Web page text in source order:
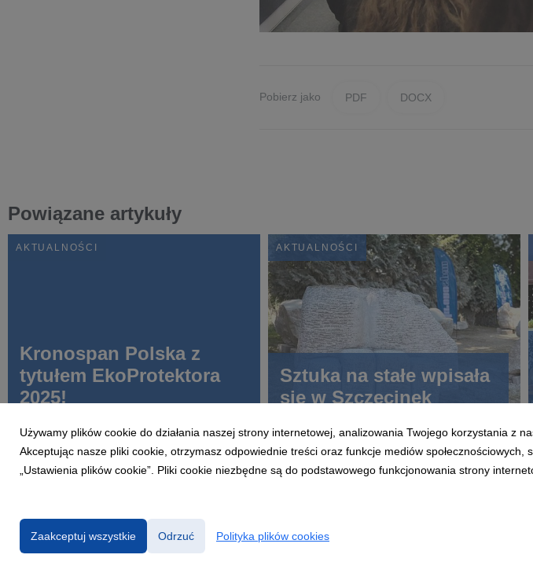
Pobierz jako PDF DOCX
Powiązane artykuły
AKTUALNOŚCI
Kronospan Polska z
tytułem EkoProtektora
2025!
AKTUALNOŚCI
Sztuka na stałe wpisała
się w Szczecinek
Używamy plików cookie do działania naszej strony internetowej, analizowania Twojego korzystania z
Akceptując nasze pliki cookie, otrzymasz odpowiednie treści oraz funkcje mediów
„Ustawienia plików cookie”. Pliki cookie niezbędne są do podstawowego funkcjonowania strony
Zaakceptuj wszystkie Odrzuć Polityka plików cookies